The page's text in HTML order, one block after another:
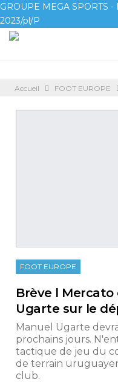
GROUPE MEGA SPORTS
2023/pl/P
Accueil FOOT EUROPE
FOOT EUROPE
Brève l Mercato
Ugarte sur le
Manuel Ugarte
prochains jours.
tactique de jeu du
de terrain
club.